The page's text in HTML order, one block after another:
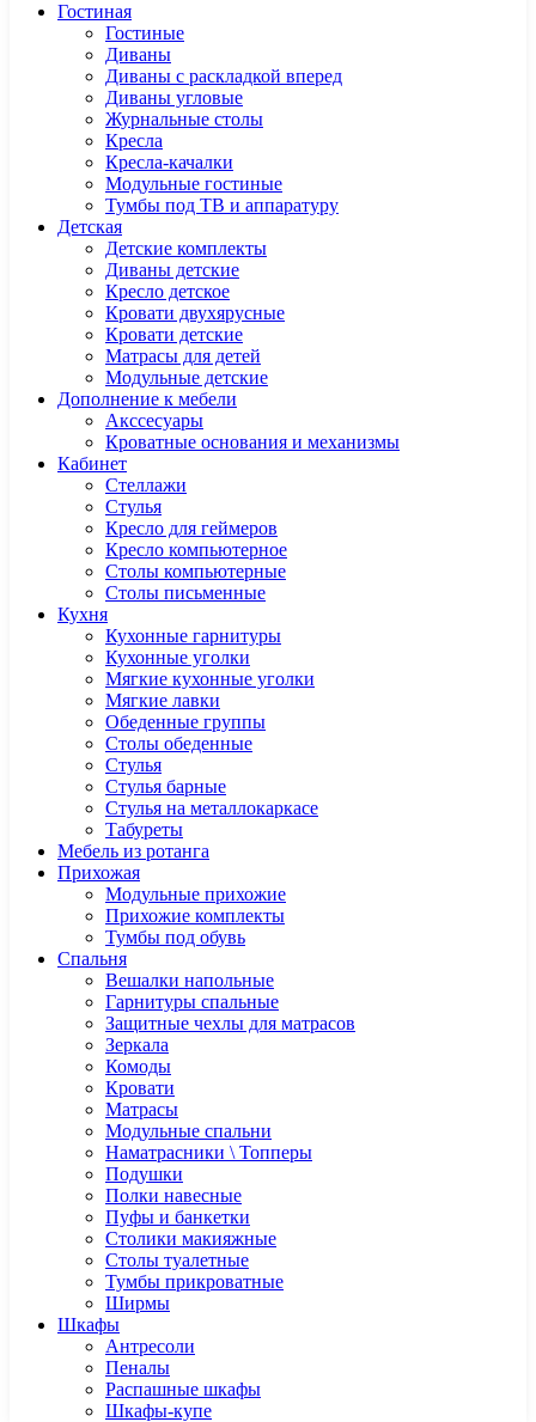
Гостиная
Гостиные
Диваны
Диваны с раскладкой вперед
Диваны угловые
Журнальные столы
Кресла
Кресла-качалки
Модульные гостиные
Тумбы под ТВ и аппаратуру
Детская
Детские комплекты
Диваны детские
Кресло детское
Кровати двухярусные
Кровати детские
Матрасы для детей
Модульные детские
Дополнение к мебели
Акссесуары
Кроватные основания и механизмы
Кабинет
Cтеллажи
Cтулья
Кресло для геймеров
Кресло компьютерное
Столы компьютерные
Столы письменные
Кухня
Кухонные гарнитуры
Кухонные уголки
Мягкие кухонные уголки
Мягкие лавки
Обеденные группы
Столы обеденные
Стулья
Стулья барные
Стулья на металлокаркасе
Табуреты
Мебель из ротанга
Прихожая
Модульные прихожие
Прихожие комплекты
Тумбы под обувь
Спальня
Вешалки напольные
Гарнитуры спальные
Защитные чехлы для матрасов
Зеркала
Комоды
Кровати
Матрасы
Модульные спальни
Наматрасники \ Топперы
Подушки
Полки навесные
Пуфы и банкетки
Столики макияжные
Столы туалетные
Тумбы прикроватные
Ширмы
Шкафы
Антресоли
Пеналы
Распашные шкафы
Шкафы-купе